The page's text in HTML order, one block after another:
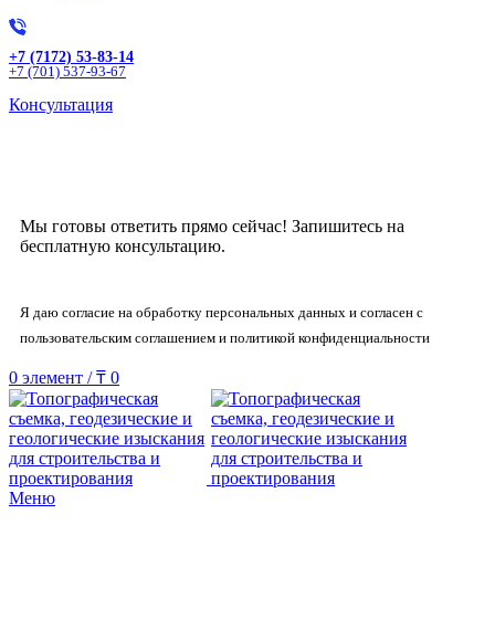
+7 (7172) 53-83-14
+7 (701) 537-93-67
Консультация
Мы готовы ответить прямо сейчас! Запишитесь на
бесплатную консультацию.
Я даю согласие на обработку персональных данных и согласен с
пользовательским соглашением и политикой конфиденциальности
0 элемент / ₸ 0
Меню